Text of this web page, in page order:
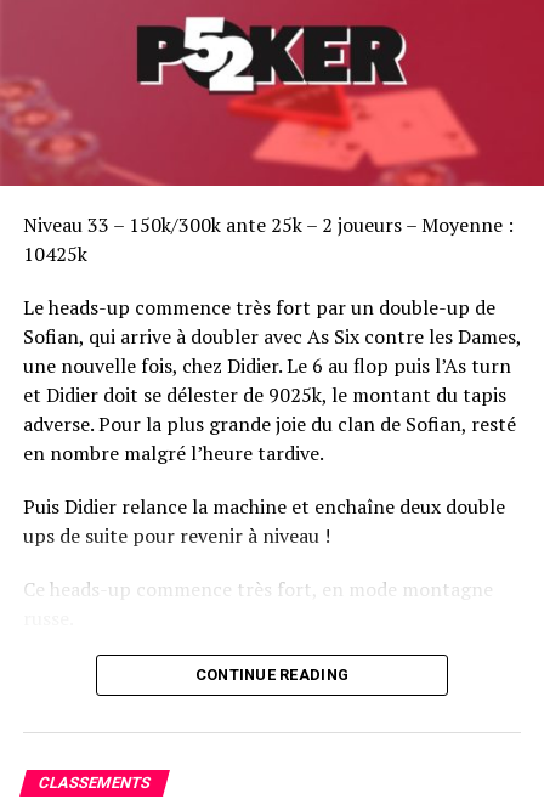
Niveau 33 – 150k/300k ante 25k – 2 joueurs – Moyenne :
10425k
Le heads-up commence très fort par un double-up de
Sofian, qui arrive à doubler avec As Six contre les Dames,
une nouvelle fois, chez Didier. Le 6 au flop puis l’As turn
et Didier doit se délester de 9025k, le montant du tapis
adverse. Pour la plus grande joie du clan de Sofian, resté
en nombre malgré l’heure tardive.
Puis Didier relance la machine et enchaîne deux double
ups de suite pour revenir à niveau !
Ce heads-up commence très fort, en mode montagne
Le champagne va réchauffer si les deux finalistes ne se décident pas !
CONTINUE READING
CLASSEMENTS